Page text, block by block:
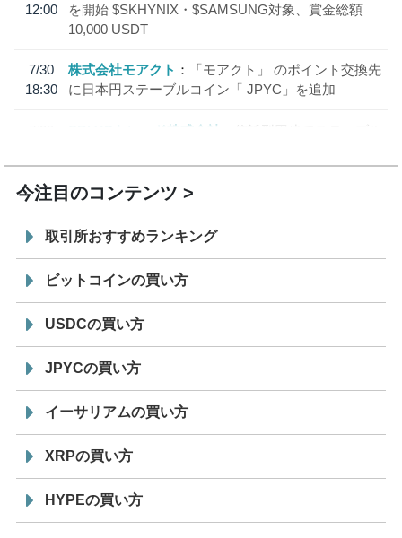
12:00
を開始 $SKHYNIX・$SAMSUNG対象、賞金総額
10,000 USDT
7/30
18:30
株式会社モアクト
「モアクト」 のポイント交換先
に日本円ステーブルコイン「 JPYC」を追加
7/29
SBI VCトレード株式会社
信託型円建てステーブル
今注目のコンテンツ
取引所おすすめランキング
ビットコインの買い方
USDCの買い方
JPYCの買い方
イーサリアムの買い方
XRPの買い方
HYPEの買い方